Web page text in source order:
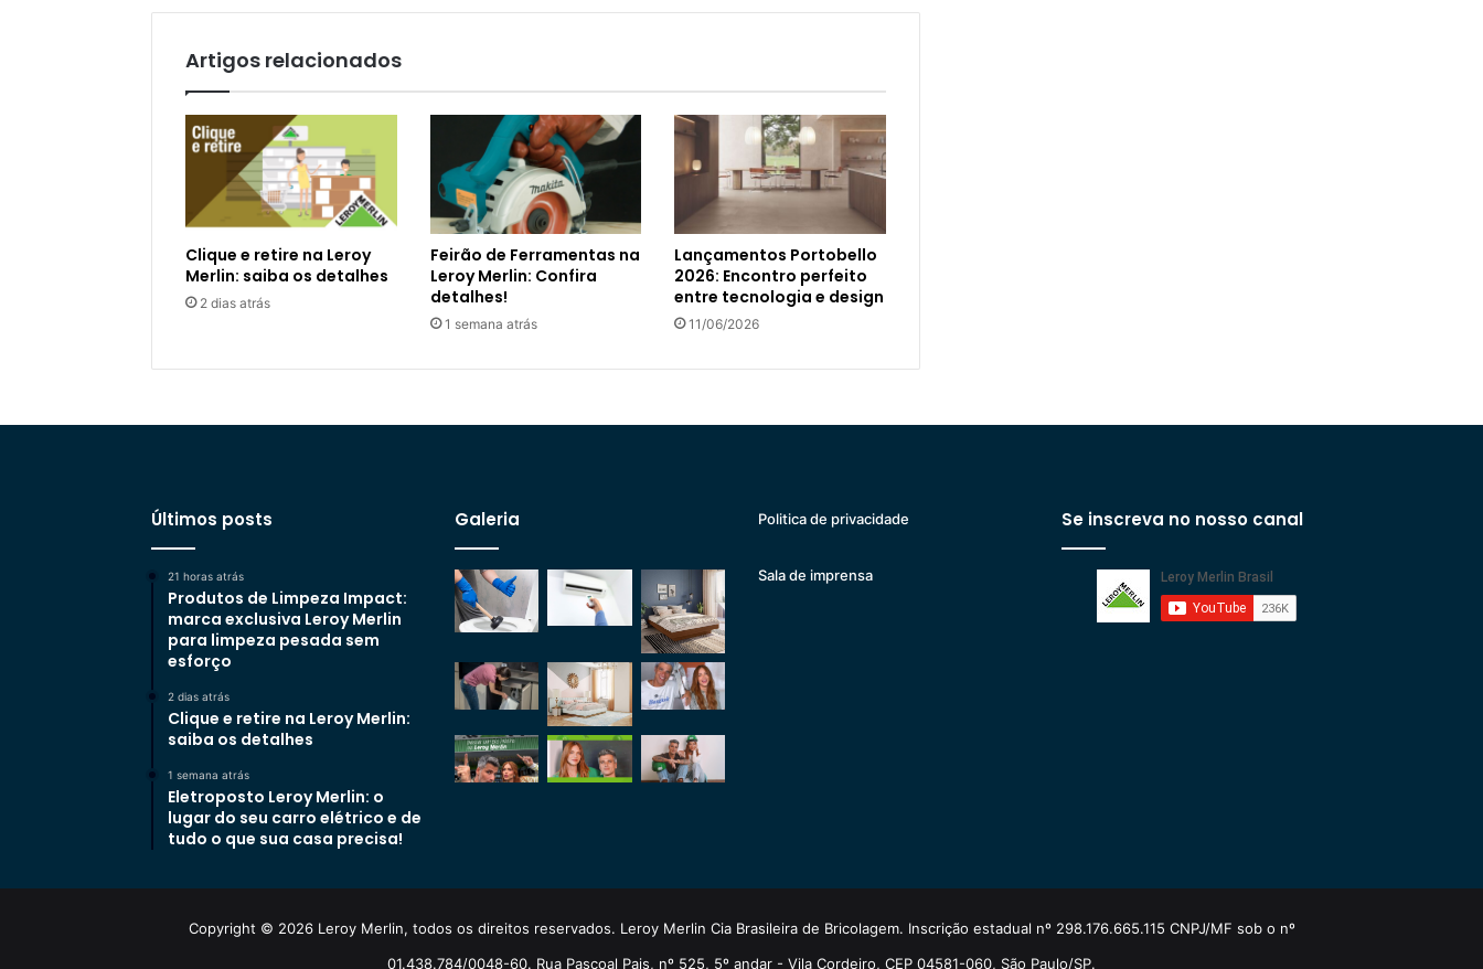
Artigos relacionados
Clique e retire na Leroy
Merlin: saiba os detalhes
2 dias atrás
Feirão de Ferramentas na
Leroy Merlin: Confira
detalhes!
1 semana atrás
Lançamentos Portobello
2026: Encontro perfeito
entre tecnologia e design
11/06/2026
Últimos posts
21 horas atrás
Produtos de Limpeza Impact:
marca exclusiva Leroy Merlin
para limpeza pesada sem
esforço
2 dias atrás
Clique e retire na Leroy Merlin:
saiba os detalhes
1 semana atrás
Eletroposto Leroy Merlin: o
lugar do seu carro elétrico e de
tudo o que sua casa precisa!
Galeria Politica de privacidade
Sala de imprensa
Se inscreva no nosso canal
Copyright © 2026 Leroy Merlin, todos os direitos reservados. Leroy Merlin Cia Brasileira de Bricolagem. Inscrição estadual nº 298.176.665.115 CNPJ/MF sob o nº
01.438.784/0048-60. Rua Pascoal Pais, nº 525, 5º andar - Vila Cordeiro, CEP 04581-060, São Paulo/SP.